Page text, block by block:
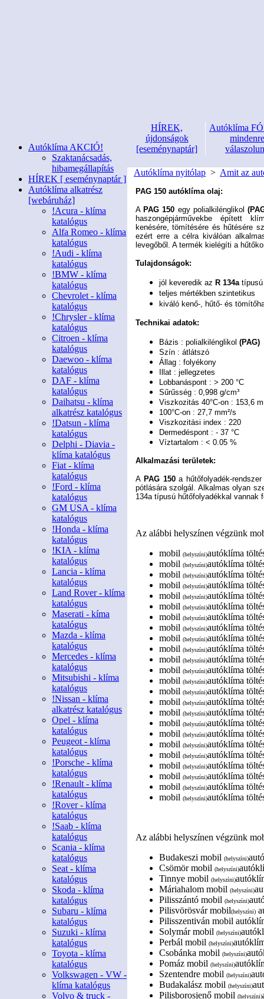
Autóklíma AKCIÓ!
Szaktanácsadás,
hibamegállapítás
HÍREK [ eseménynaptár ]
Autóklíma alkatrész
[webáruház]
!Acura - klíma
katalógus
Alfa Romeo - klíma
katalógus
!Audi - klíma
katalógus
!BMW - klíma
katalógus
Chevrolet - klíma
katalógus
!Chrysler - klíma
katalógus
Citroen - klíma
katalógus
Daewoo - klíma
katalógus
DAF - klíma
katalógus
Daihatsu - klíma
alkatrész katalógus
!Datsun - klíma
katalógus
Delphi - Diavia -
klíma katalógus
Fiat - klíma
katalógus
!Ford - klíma
katalógus
GM USA - klíma
katalógus
!Honda - klíma
katalógus
!KIA - klíma
katalógus
Lancia - klíma
katalógus
Land Rover - klíma
katalógus
Maserati - kíma
katalógus
Mazda - klíma
katalógus
Mercedes - klíma
katalógus
Mitsubishi - klíma
katalógus
!Nissan - klíma
alkatrész katalógus
Opel - klíma
katalógus
Peugeot - klíma
katalógus
!Porsche - klíma
katalógus
!Renault - klíma
katalógus
!Rover - klíma
katalógus
!Saab - klíma
katalógus
Scania - klíma
katalógus
Seat - klíma
katalógus
Skoda - klíma
katalógus
Subaru - klíma
katalógus
Suzuki - klíma
katalógus
Toyota - klíma
katalógus
Volkswagen - VW -
klíma katalógus
Volvo & truck -
HÍREK,
újdonságok
[eseménynaptár]
Autóklíma
mindenre
Autóklíma nyitólap > Amit az
PAG 150 autóklíma olaj:
A PAG 150 egy polialkilénglikol
haszongépjárművekbe épített
kenésére, tömítésére és hűtésére
ezért erre a célra kiválóan
levegőből. A termék kielégíti a
Tulajdonságok:
jól keveredik az R 134atípusú
teljes mértékben szintetikus
kiváló kenő-, hűtő- és
Technikai adatok:
Bázis : polialkilénglikol (PAG)
Szín : átlátszó
Állag : folyékony
Illat : jellegzetes
Lobbanáspont : > 200 °C
Sűrűsség : 0,998 g/cm³
Viszkozitás 40°C-on : 153,6
100°C-on : 27,7 mm²/s
Viszkozitási index : 220
Dermedéspont : - 37 °C
Víztartalom : < 0.05 %
Alkalmazási területek:
A PAG 150a hűtőfolyadék-
pótlására szolgál. Alkalmas olyan
134a típusú hűtőfolyadékkal vannak
Az alábbi helyszínen végzünk
mobil (helyszíni)autóklíma
mobil (helyszíni)autóklíma
mobil (helyszíni)autóklíma
mobil (helyszíni)autóklíma
mobil (helyszíni)autóklíma
mobil (helyszíni)autóklíma
mobil (helyszíni)autóklíma
mobil (helyszíni)autóklíma
mobil (helyszíni)autóklíma
mobil (helyszíni)autóklíma
mobil (helyszíni)autóklíma
mobil (helyszíni)autóklíma
mobil (helyszíni)autóklíma
mobil (helyszíni)autóklíma
mobil (helyszíni)autóklíma
mobil (helyszíni)autóklíma
mobil (helyszíni)autóklíma
mobil (helyszíni)autóklíma
mobil (helyszíni)autóklíma
mobil (helyszíni)autóklíma
mobil (helyszíni)autóklíma
mobil (helyszíni)autóklíma
mobil (helyszíni)autóklíma
mobil (helyszíni)autóklíma
Az alábbi helyszínen végzünk
Budakeszi mobil (helyszíni)
Csömör mobil (helyszíni)
Tinnye mobil (helyszíni)
Máriahalom mobil (helyszíni)
Pilisszántó mobil (helyszíni)
Pilisvörösvár mobil(helyszíni)
Pilisszentiván mobil
Solymár mobil (helyszíni)
Perbál mobil (helyszíni)
Csobánka mobil (helyszíni)
Pomáz mobil (helyszíni)
Szentendre mobil (helyszíni)
Budakalász mobil (helyszíni)
Pilisborosjenő mobil (helyszíni)